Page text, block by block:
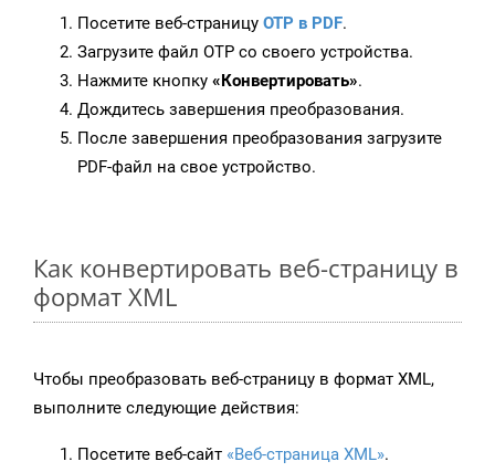
Посетите веб-страницу OTP в PDF.
Загрузите файл OTP со своего устройства.
Нажмите кнопку «Конвертировать».
Дождитесь завершения преобразования.
После завершения преобразования загрузите
PDF-файл на свое устройство.
Как конвертировать веб-страницу в
формат XML
Чтобы преобразовать веб-страницу в формат XML,
выполните следующие действия:
Посетите веб-сайт «Веб-страница XML».